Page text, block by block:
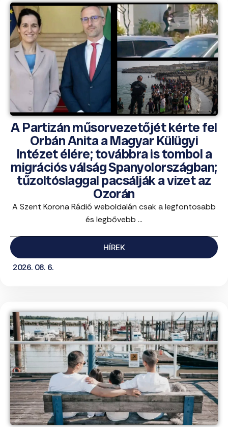
A Partizán műsorvezetőjét kérte fel
Orbán Anita a Magyar Külügyi
Intézet élére; továbbra is tombol a
migrációs válság Spanyolországban;
tűzoltóslaggal pacsálják a vizet az
Ozorán
A Szent Korona Rádió weboldalán csak a legfontosabb
és legbővebb ...
HÍREK
2026. 08. 6.